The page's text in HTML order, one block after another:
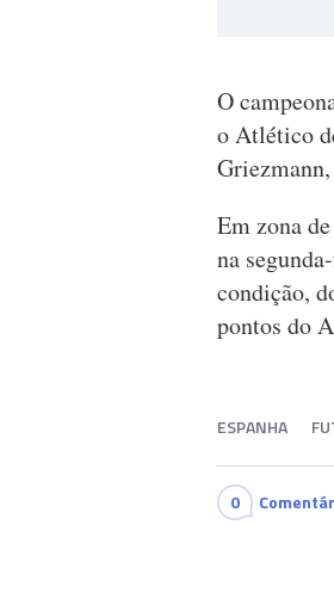
O
o Atlético
Em zona
na
condição,
pontos do
ESPANHA
0